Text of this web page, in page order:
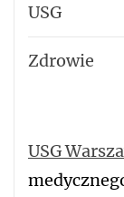
USG
Zdrowie
USG